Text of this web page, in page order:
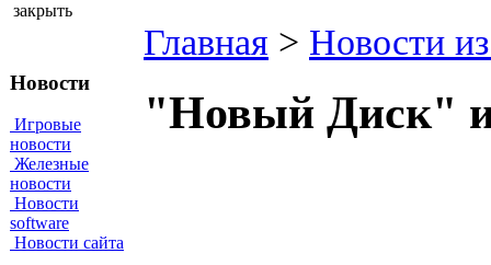
закрыть
Новости
Игровые
новости
Железные
новости
Новости
software
Новости сайта
Главная > Новости
"Новый Диск"